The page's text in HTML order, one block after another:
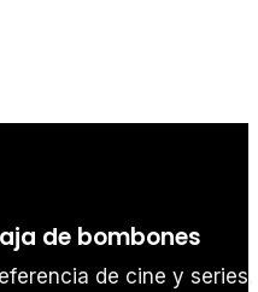
de bombones
de cine y series.